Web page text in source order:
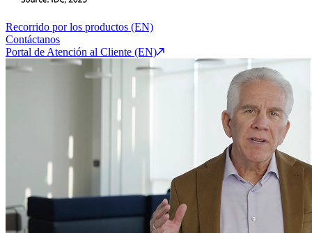
Recorrido por los productos (EN)
Contáctanos
Portal de Atención al Cliente (EN)